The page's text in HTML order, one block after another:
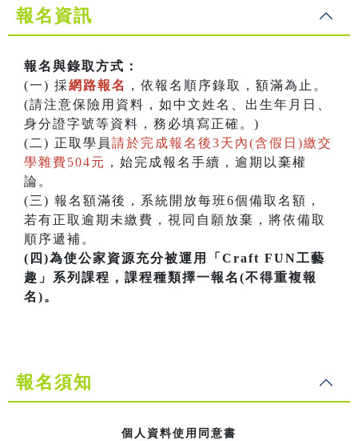
報名資訊
報名與錄取方式：
(一) 採網路報名
，依報名順序錄取，額滿為止。
(請注意保險用資料，如中文姓名、出生年月日、
身分證字號等資料，務必填寫正確。)
(二) 正取學員 請於完成報名後3天內(含假日)繳交
學雜費504元 ，始完成報名手續，逾期以棄權
論。
(三) 報名額滿後，系統開放每班6個備取名額，
若有正取逾期未繳費，視同自願放棄，將依備取
順序遞補。
(四)為使公家資源充分被運用「Craft FUN工藝
趣」系列課程，課程種類擇一報名(不得重複報
名)。
報名須知
個人資料使用同意書